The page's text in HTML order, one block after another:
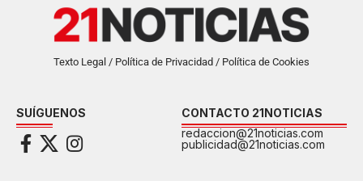
Texto Legal / Política de Privacidad / Política de Cookies
SUÍGUENOS
CONTACTO 21NOTICIAS
redaccion@21noticias.com
publicidad@21noticias.com